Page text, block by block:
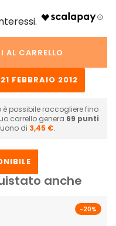
AL CARRELLO
FEBBRAIO 2012
possibile raccogliere fino
carrello genera 69 punti
di 3,45 €.
anche
-20%